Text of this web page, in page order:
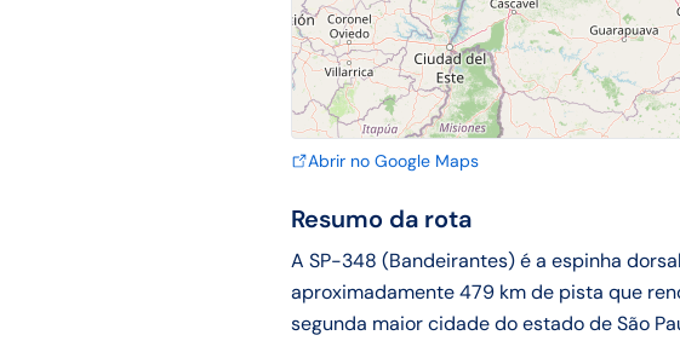
Abrir no Google Maps
Resumo da rota
A SP-348 (Bandeirantes) é a espinha
aproximadamente 479 km de pista que
segunda maior cidade do estado de São